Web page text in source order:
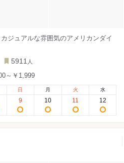
ジュアルな雰囲気のアメリカンダイ
5911 人
～￥1,999
日
9
月
10
火
11
水
12